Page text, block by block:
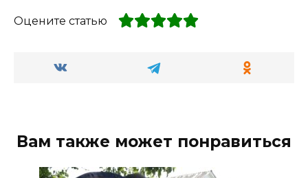
Оцените статью
Вам также может понравиться